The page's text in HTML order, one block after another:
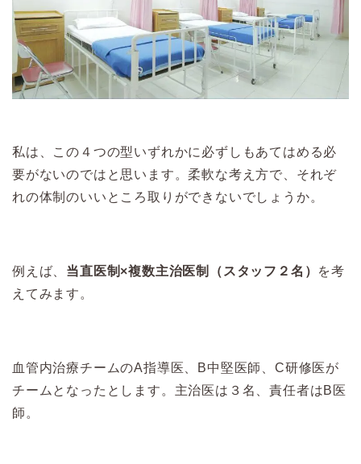
私は、この４つの型いずれかに必ずしもあてはめる必
要がないのではと思います。柔軟な考え方で、それぞ
れの体制のいいところ取りができないでしょうか。
例えば、 当直医制×複数主治医制（スタッフ２名） を考
えてみます。
血管内治療チームのA指導医、B中堅医師、C研修医が
チームとなったとします。主治医は３名、責任者はB医
師。